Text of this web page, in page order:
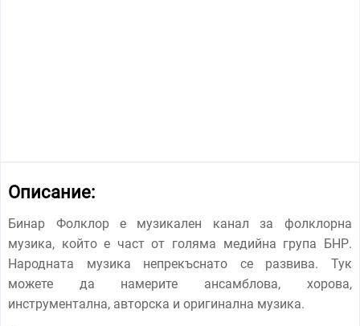
Описание:
Бинар Фолклор е музикален канал за фолклорна
музика, който е част от голяма медийна група БНР.
Народната музика непрекъснато се развива. Тук
можете да намерите ансамблова, хорова,
инструментална, авторска и оригинална музика.